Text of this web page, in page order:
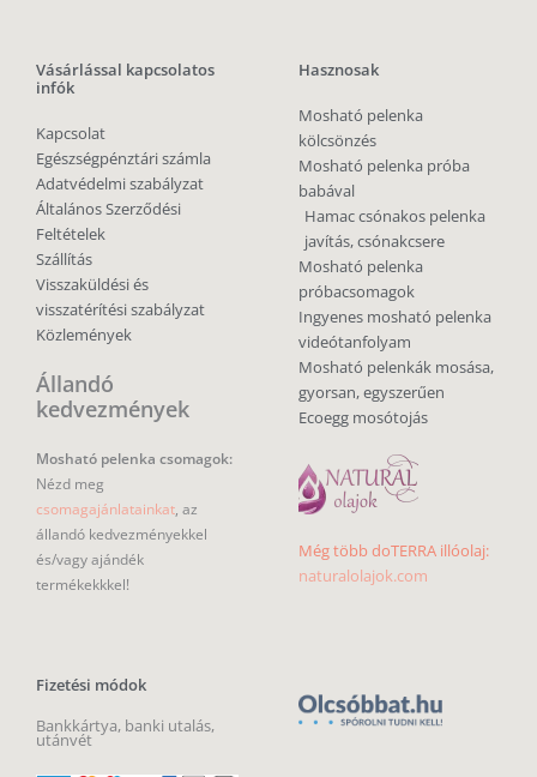
Vásárlással kapcsolatos
infók
Kapcsolat
Egészségpénztári számla
Adatvédelmi szabályzat
Általános Szerződési
Feltételek
Szállítás
Visszaküldési és
visszatérítési szabályzat
Közlemények
Állandó
kedvezmények
Mosható pelenka csomagok:
Nézd meg
csomagajánlatainkat, az
állandó kedvezményekkel
és/vagy ajándék
termékekkkel!
Fizetési módok
Bankkártya, banki utalás,
utánvét
Hasznosak
Mosható pelenka
kölcsönzés
Mosható pelenka próba
babával
Hamac csónakos pelenka
javítás, csónakcsere
Mosható pelenka
próbacsomagok
Ingyenes mosható pelenka
videótanfolyam
Mosható pelenkák mosása,
gyorsan, egyszerűen
Ecoegg mosótojás
Még több doTERRA illóolaj:
naturalolajok.com